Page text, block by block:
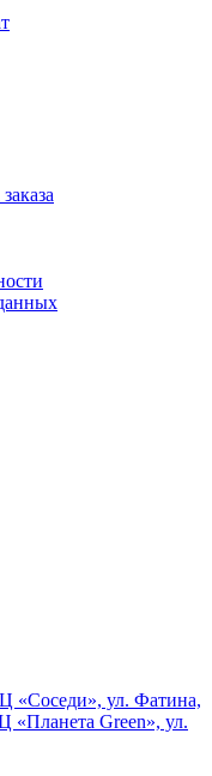
«Соседи», ул. Фатина,
«Планета Green», ул.